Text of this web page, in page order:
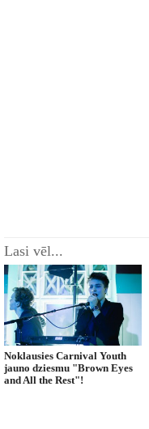
Lasi vēl...
Noklausies Carnival Youth
jauno dziesmu "Brown Eyes
and All the Rest"!